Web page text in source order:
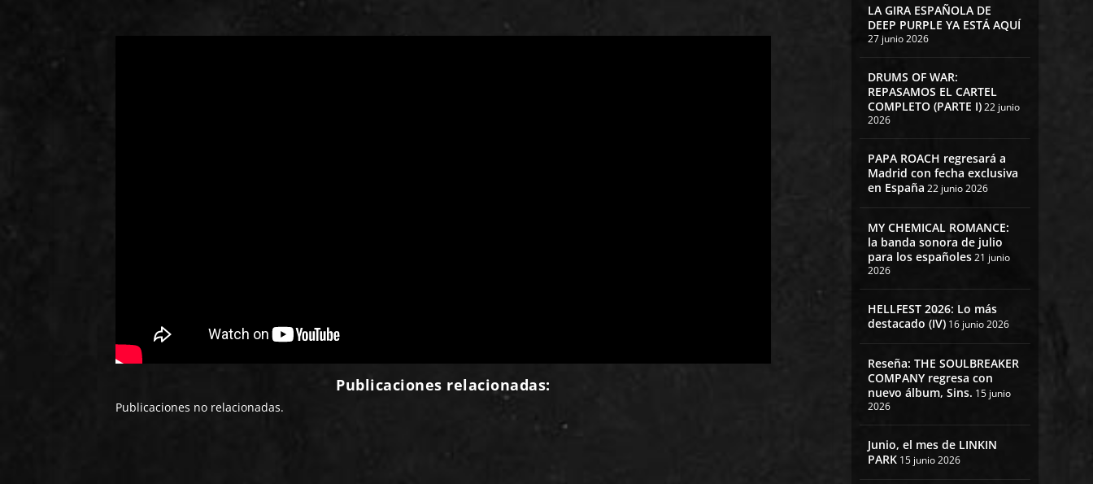
Publicaciones relacionadas:
Publicaciones no relacionadas.
LA GIRA ESPAÑOLA DE
DEEP PURPLE YA ESTÁ AQUÍ
27 junio 2026
DRUMS OF WAR:
REPASAMOS EL CARTEL
COMPLETO (PARTE I)22 junio
2026
PAPA ROACH regresará a
Madrid con fecha exclusiva
en España 22 junio 2026
MY CHEMICAL ROMANCE:
la banda sonora de julio
para los españoles21 junio
2026
HELLFEST 2026: Lo más
destacado (IV) 16 junio 2026
Reseña: THE SOULBREAKER
COMPANY regresa con
nuevo álbum, Sins. 15 junio
2026
Junio, el mes de LINKIN
PARK 15 junio 2026